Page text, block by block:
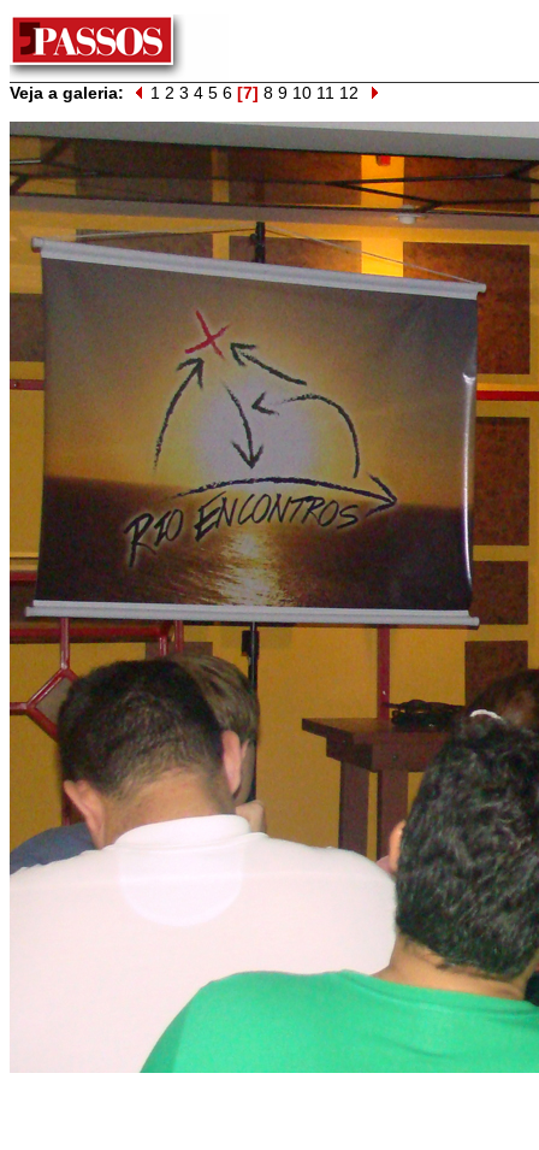
Veja a galeria: 1 2 3 4 5 6 [7] 8 9 10 11 12